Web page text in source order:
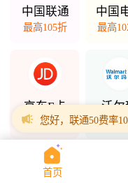
中国联通
最高105折
中国
最高
京东E卡
最高98折
沃尔
最高
您好，联通50费率
首页